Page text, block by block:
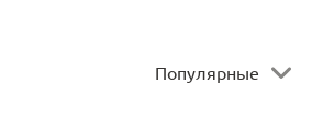
Популярные